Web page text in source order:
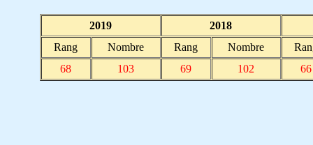
2019
2018
Rang
Nombre Rang Nombre
68
103 69 102 66